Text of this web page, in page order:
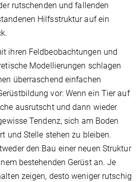
rutschenden und fallenden
Hilfsstruktur auf ein
ihren Feldbeobachtungen und
Modellierungen schlagen
überraschend einfachen
vor: Wenn ein Tier auf
ausrutscht und dann wieder
Tendenz, sich am Boden
und Stelle stehen zu bleiben.
den Bau einer neuen Struktur
bestehenden Gerüst an. Je
zeigen, desto weniger rutschig